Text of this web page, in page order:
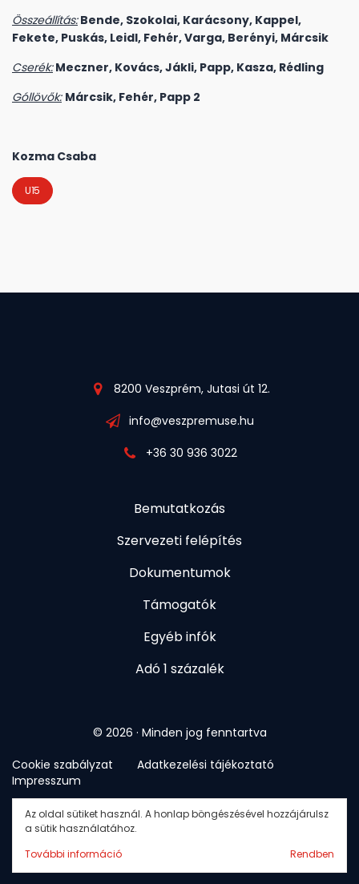
Összeállítás:Bende, Szokolai, Karácsony, Kappel,
Fekete, Puskás, Leidl, Fehér, Varga, Berényi, Márcsik
Cserék:Meczner, Kovács, Jákli, Papp, Kasza, Rédling
Góllövők: Márcsik, Fehér, Papp 2
Kozma Csaba
U15
8200 Veszprém, Jutasi út 12.
info@veszpremuse.hu
+36 30 936 3022
Bemutatkozás
Szervezeti felépítés
Dokumentumok
Támogatók
Egyéb infók
Adó 1 százalék
© 2026 · Minden jog fenntartva
Cookie szabályzat
Adatkezelési tájékoztató
Impresszum
Az oldal sütiket használ. A honlap böngészésével hozzájárulsz
a sütik használatához.
További információ
Rendben